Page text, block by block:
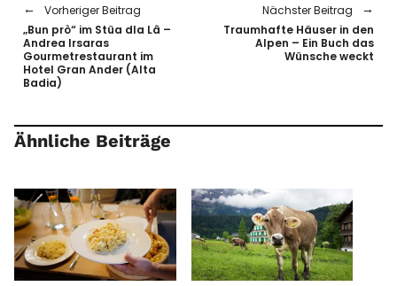
Vorheriger Beitrag
„Bun prò“ im Stüa dla Lâ –
Andrea Irsaras
Gourmetrestaurant im
Hotel Gran Ander (Alta
Badia)
Nächster Beitrag
Traumhafte Häuser in den
Alpen – Ein Buch das
Wünsche weckt
Ähnliche Beiträge